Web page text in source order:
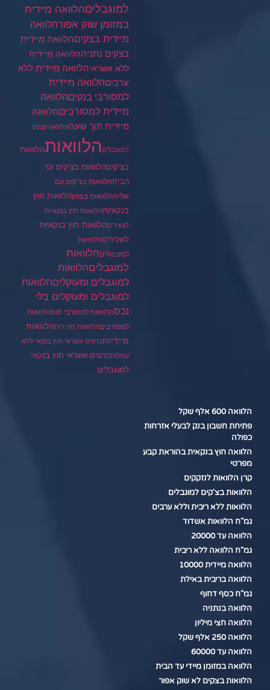
למוגבליםהלוואה מיידית
במזומן שוק אפורהלוואה
מיידית בצקיםהלוואה מיידית
בצקים נתניההלוואה מיידית
ללא אשראיהלוואה מיידית ללא
ערביםהלוואה מיידית
למסורבי בנקיםהלוואה
מיידית למסורביםהלוואה
מיידית תוך שעההלוואה קטנה
למוגבלים הלוואותהלוואות
בצ'קיםהלוואות בצ'קים עד
הביתהלוואות בצ'קים עם
שליחהלוואות בצפוןהלוואות חוץ
בנקאיותהלוואות חוץ בנקאיות
לצעיריםהלוואות חוץ בנקאיות
לשכיריםהלוואות
למובטליםהלוואות
למוגבליםהלוואות
למוגבלים ומעוקליםהלוואות
למוגבלים ומעוקלים בלי
נכסהלוואות למסורבי bdi
הלוואות
למסורביםהלוואות מהירותהלוואות
מיידיותכרטיס אשראי חוץ בנקאי ללא
עמלותכרטיס אשראי חוץ בנקאי
למוגבלים
הלוואה 600 אלף שקל
פתיחת חשבון בנק לבעלי אזרחות
כפולה
הלוואה חוץ בנקאית בהוראת קבע
מפרטי
קרן הלוואות לנזקקים
הלוואות בצ'קים למוגבלים
הלוואות ללא ריבית וללא ערבים
גמ"ח הלוואות אשדוד
הלוואה עד 20000
גמ"ח הלוואה ללא ריבית
הלוואה מיידית 10000
הלוואה בריבית באילת
גמ"ח כסף דחוף
הלוואה בנתניה
הלוואה חצי מיליון
הלוואה 250 אלף שקל
הלוואה עד 60000
הלוואה במזומן מיידי עד הבית
הלוואות בצקים לא שוק אפור